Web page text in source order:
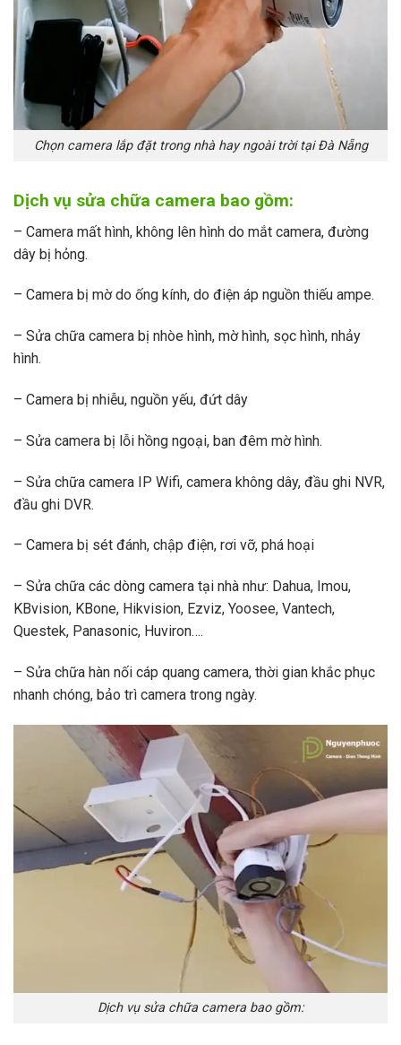
Chọn camera lắp đặt trong nhà hay ngoài trời tại Đà Nẵng
Dịch vụ sửa chữa camera bao gồm:
– Camera mất hình, không lên hình do mắt camera, đường
dây bị hỏng.
– Camera bị mờ do ống kính, do điện áp nguồn thiếu ampe.
– Sửa chữa camera bị nhòe hình, mờ hình, sọc hình, nhảy
hình.
– Camera bị nhiễu, nguồn yếu, đứt dây
– Sửa camera bị lỗi hồng ngoại, ban đêm mờ hình.
– Sửa chữa camera IP Wifi, camera không dây, đầu ghi NVR,
đầu ghi DVR.
– Camera bị sét đánh, chập điện, rơi vỡ, phá hoại
– Sửa chữa các dòng camera tại nhà như: Dahua, Imou,
KBvision, KBone, Hikvision, Ezviz, Yoosee, Vantech,
Questek, Panasonic, Huviron….
– Sửa chữa hàn nối cáp quang camera, thời gian khắc phục
nhanh chóng, bảo trì camera trong ngày.
Dịch vụ sửa chữa camera bao gồm: